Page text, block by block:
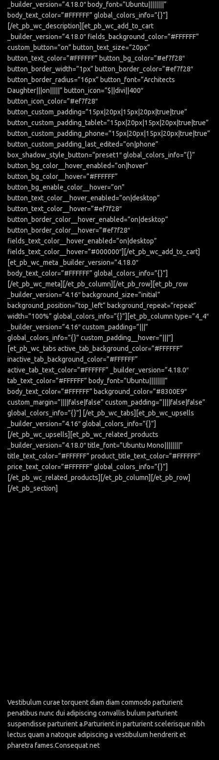
_builder_version=”4.18.0″ body_font=”Ubuntu||||||||”
body_text_color=”#FFFFFF” global_colors_info=”{}”]
[/et_pb_wc_description][et_pb_wc_add_to_cart
_builder_version=”4.18.0″ fields_background_color=”#FFFFFF”
custom_button=”on” button_text_size=”20px”
button_text_color=”#FFFFFF” button_bg_color=”#ef7f28″
button_border_width=”1px” button_border_color=”#ef7f28″
button_border_radius=”16px” button_font=”Architects
Daughter|||on|||||” button_icon=”$||divi||400″
button_icon_color=”#ef7f28″
button_custom_padding=”15px|20px|15px|20px|true|true”
button_custom_padding_tablet=”15px|20px|15px|20px|true|true”
button_custom_padding_phone=”15px|20px|15px|20px|true|true”
button_custom_padding_last_edited=”on|phone”
box_shadow_style_button=”preset1″ global_colors_info=”{}”
button_bg_color__hover_enabled=”on|hover”
button_bg_color__hover=”#FFFFFF”
button_bg_enable_color__hover=”on”
button_text_color__hover_enabled=”on|desktop”
button_text_color__hover=”#ef7f28″
button_border_color__hover_enabled=”on|desktop”
button_border_color__hover=”#ef7f28″
fields_text_color__hover_enabled=”on|desktop”
fields_text_color__hover=”#000000″][/et_pb_wc_add_to_cart]
[et_pb_wc_meta _builder_version=”4.18.0″
body_text_color=”#FFFFFF” global_colors_info=”{}”]
[/et_pb_wc_meta][/et_pb_column][/et_pb_row][et_pb_row
_builder_version=”4.16″ background_size=”initial”
background_position=”top_left” background_repeat=”repeat”
width=”100%” global_colors_info=”{}”][et_pb_column type=”4_4″
_builder_version=”4.16″ custom_padding=”|||”
global_colors_info=”{}” custom_padding__hover=”|||”]
[et_pb_wc_tabs active_tab_background_color=”#FFFFFF”
inactive_tab_background_color=”#FFFFFF”
active_tab_text_color=”#FFFFFF” _builder_version=”4.18.0″
tab_text_color=”#FFFFFF” body_font=”Ubuntu||||||||”
body_text_color=”#FFFFFF” background_color=”#8300E9″
custom_margin=”||||false|false” custom_padding=”||||false|false”
global_colors_info=”{}”] [/et_pb_wc_tabs][et_pb_wc_upsells
_builder_version=”4.16″ global_colors_info=”{}”]
[/et_pb_wc_upsells][et_pb_wc_related_products
_builder_version=”4.18.0″ title_font=”Ubuntu Mono||||||||”
title_text_color=”#FFFFFF” product_title_text_color=”#FFFFFF”
price_text_color=”#FFFFFF” global_colors_info=”{}”]
[/et_pb_wc_related_products][/et_pb_column][/et_pb_row]
[/et_pb_section]
Vestibulum curae torquent diam diam commodo parturient
penatibus nunc dui adipiscing convallis bulum parturient
suspendisse parturient a.Parturient in parturient scelerisque nibh
lectus quam a natoque adipiscing a vestibulum hendrerit et
pharetra fames.Consequat net